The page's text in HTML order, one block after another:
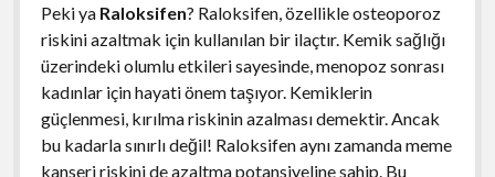
Peki ya Raloksifen? Raloksifen, özellikle osteoporoz
riskini azaltmak için kullanılan bir ilaçtır. Kemik sağlığı
üzerindeki olumlu etkileri sayesinde, menopoz sonrası
kadınlar için hayati önem taşıyor. Kemiklerin
güçlenmesi, kırılma riskinin azalması demektir. Ancak
bu kadarla sınırlı değil! Raloksifen aynı zamanda meme
kanseri riskini de azaltma potansiyeline sahip. Bu